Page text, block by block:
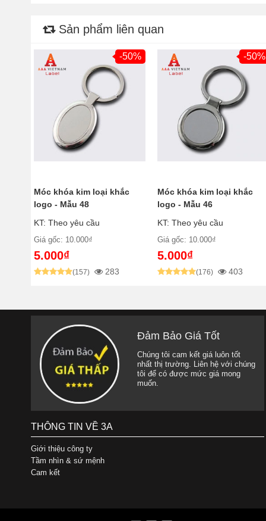
Sản phẩm liên quan
-50%
Móc khóa kim loại khắc
logo - Mẫu 48
KT: Theo yêu cầu
Giá gốc: 10.000₫
5.000₫
(157) 283
-50%
Móc khóa kim loại khắc
logo - Mẫu 46
KT: Theo yêu cầu
Giá gốc: 10.000₫
5.000₫
(176) 403
Đảm Bảo Giá Tốt
Chúng tôi cam kết giá luôn tốt
nhất thị trường. Liên hệ với chúng
tôi để có được mức giá mong
muốn.
THÔNG TIN VỀ 3A
Giới thiệu công ty
Tầm nhìn & sứ mệnh
Cam kết